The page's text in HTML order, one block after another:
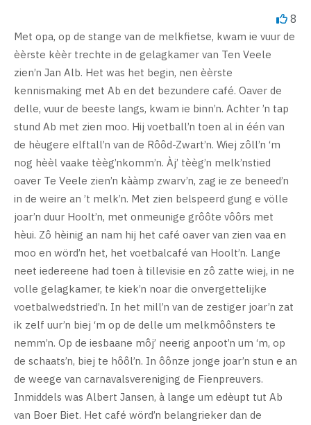
8
Met opa, op de stange van de melkfietse, kwam ie vuur de
èèrste kèèr trechte in de gelagkamer van Ten Veele
zien’n Jan Alb. Het was het begin, nen èèrste
kennismaking met Ab en det bezundere café. Oaver de
delle, vuur de beeste langs, kwam ie binn’n. Achter ’n tap
stund Ab met zien moo. Hij voetball’n toen al in één van
de hèugere elftall’n van de Rôôd-Zwart’n. Wiej zôll’n ‘m
nog hèèl vaake tèèg’nkomm’n. Àj’ tèèg’n melk’nstied
oaver Te Veele zien’n kààmp zwarv’n, zag ie ze beneed’n
in de weire an ’t melk’n. Met zien belspeerd gung e völle
joar’n duur Hoolt’n, met onmeunige grôôte vôôrs met
hèui. Zô hèinig an nam hij het café oaver van zien vaa en
moo en wörd’n het, het voetbalcafé van Hoolt’n. Lange
neet iedereene had toen à tillevisie en zô zatte wiej, in ne
volle gelagkamer, te kiek’n noar die onvergettelijke
voetbalwedstried’n. In het mill’n van de zestiger joar’n zat
ik zelf uur’n biej ‘m op de delle um melkmôônsters te
nemm’n. Op de iesbaane môj’ neerig anpoot’n um ‘m, op
de schaats’n, biej te hôôl’n. In ôônze jonge joar’n stun e an
de weege van carnavalsvereniging de Fienpreuvers.
Inmiddels was Albert Jansen, à lange um edèupt tut Ab
van Boer Biet. Het café wörd’n belangrieker dan de